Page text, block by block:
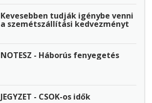
Kevesebben tudják igénybe venni
a szemétszállítási kedvezményt
NOTESZ - Háborús fenyegetés
JEGYZET - CSOK-os idők